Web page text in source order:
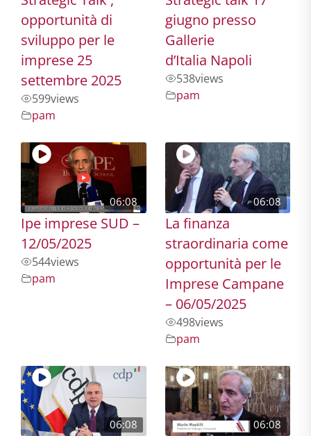
opportunità di
sviluppo per le
imprese 25
settembre 2025
599views
pam
giugno presso
Gallerie
d’Italia Napoli
538views
pam
06:08
Ipe imprese SUD –
12/05/2025
544views
pam
06:08
La finanza
straordinaria come
opportunità per le
Imprese Campane
– 06/05/2025
498views
pam
06:08 06:08